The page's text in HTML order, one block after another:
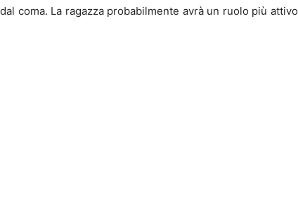
coma. La ragazza probabilmente avrà un ruolo più attivo